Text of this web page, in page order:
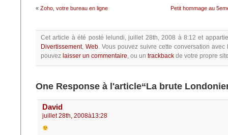
« Zoho, votre bureau en ligne Petit hommage au
Cet article à été posté lelundi, juillet 28th, 2008 à 8:12et
Divertissement, Web. Vous pouvez suivre cette conversation avec
pouvez laisser un commentaire, ou un trackback de votre propre
One Response à l'article“La brute
David
juillet 28th, 2008à13:28